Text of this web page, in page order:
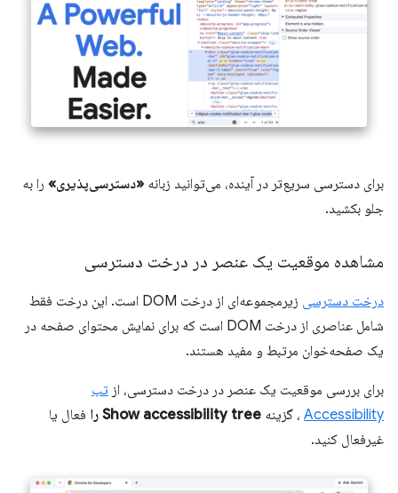
برای دسترسی سریع‌تر در آینده، می‌توانید زبانه «دسترسی‌پذیری» را به
جلو بکشید.
مشاهده موقعیت یک عنصر در درخت دسترسی
درخت دسترسی
زیرمجموعه‌ای از درخت DOM است. این درخت فقط
شامل عناصری از درخت DOM است که برای نمایش محتوای صفحه در
یک صفحه‌خوان مرتبط و مفید هستند.
برای بررسی موقعیت یک عنصر در درخت دسترسی، از تب
Accessibility ، گزینه Show accessibility tree را
فعال یا
غیرفعال کنید.